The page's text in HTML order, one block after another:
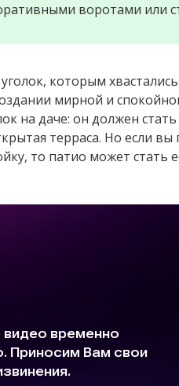
воротами или
которым
мирной и
на даче: он должен
терраса. Но если
то патио может стать